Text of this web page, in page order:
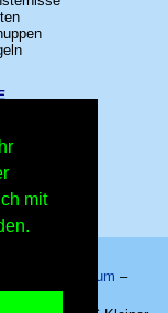
mit
Impressum –